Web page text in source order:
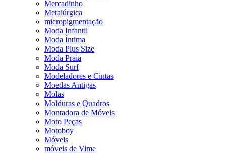
Mercadinho
Metalúrgica
micropigmentação
Moda Infantil
Moda Íntima
Moda Plus Size
Moda Praia
Moda Surf
Modeladores e Cintas
Moedas Antigas
Molas
Molduras e Quadros
Montadora de Móveis
Moto Peças
Motoboy
Móveis
móveis de Vime